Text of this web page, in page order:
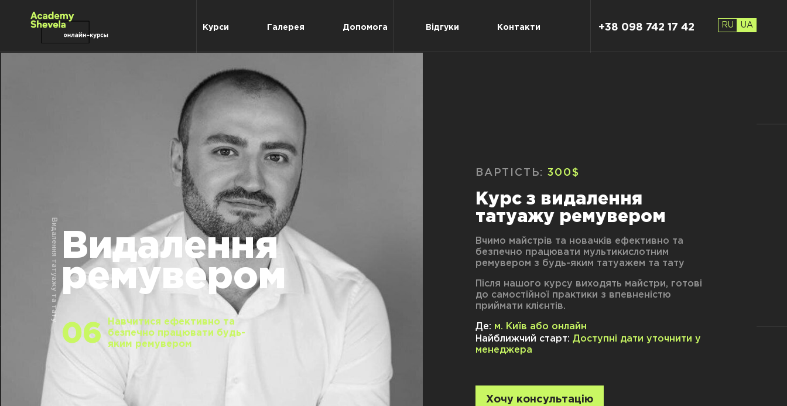
Курси Галерея Допомога Відгуки Контакти +38 098 742 17 42 RU UA
Видалення татуажу та тату Видалення
ремувером
06
Навчитися ефективно та
безпечно працювати будь-
яким ремувером
ВАРТІСТЬ: 300$
Курс з видалення
татуажу ремувером
Вчимо майстрів та новачків ефективно та
безпечно працювати мультикислотним
ремувером з будь-яким татуажем та тату
Після нашого курсу виходять майстри, готові
до самостійної практики з впевненістю
приймати клієнтів.
Де: м. Київ або онлайн
Найближчий старт: Доступні дати уточнити у
менеджера
Хочу консультацію